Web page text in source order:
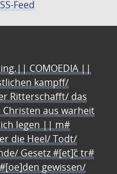
Feed
COMOEDIA ||
kampff/
Ritterschafft/ das
aus warheit
legen || m#
die Heel/ Todt/
Gesetz #[et]c̃ tr#
gewissen/